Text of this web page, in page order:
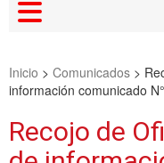
Inicio > Comunicados >
información comunicado
Recojo de